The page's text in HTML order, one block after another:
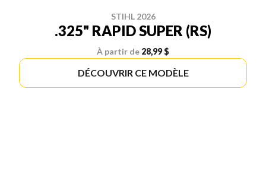
STIHL 2026
.325" RAPID SUPER (RS)
À partir de 28,99 $
DÉCOUVRIR CE MODÈLE